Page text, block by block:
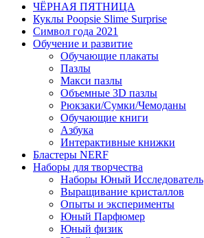
ЧЁРНАЯ ПЯТНИЦА
Куклы Poopsie Slime Surprise
Символ года 2021
Обучение и развитие
Обучающие плакаты
Пазлы
Макси пазлы
Объемные 3D пазлы
Рюкзаки/Сумки/Чемоданы
Обучающие книги
Азбука
Интерактивные книжки
Бластеры NERF
Наборы для творчества
Наборы Юный Исследователь
Выращивание кристаллов
Опыты и эксперименты
Юный Парфюмер
Юный физик